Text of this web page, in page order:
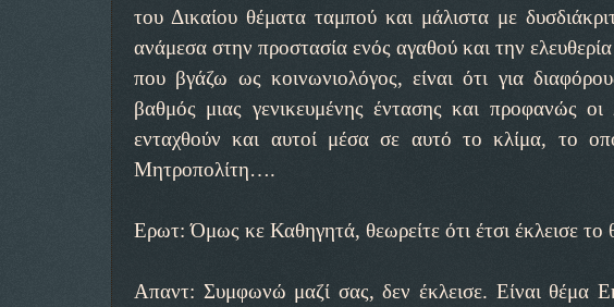
του Δικαίου θέματα ταμπού και μάλιστα με
ανάμεσα στην προστασία ενός αγαθού και την
που βγάζω ως κοινωνιολόγος, είναι ότι για
βαθμός μιας γενικευμένης έντασης και προφανώς
ενταχθούν και αυτοί μέσα σε αυτό το κλίμα, το
Μητροπολίτη….
Ερωτ: Όμως κε Καθηγητά, θεωρείτε ότι έτσι έκλεισε το
Απαντ: Συμφωνώ μαζί σας, δεν έκλεισε. Είναι θέμα